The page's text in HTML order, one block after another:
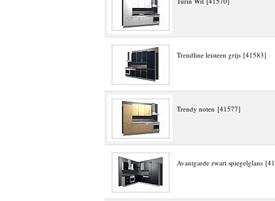
Trendline leisteen grijs [41583]
Trendy noten [41577]
Avantgarde zwart spiegelglans